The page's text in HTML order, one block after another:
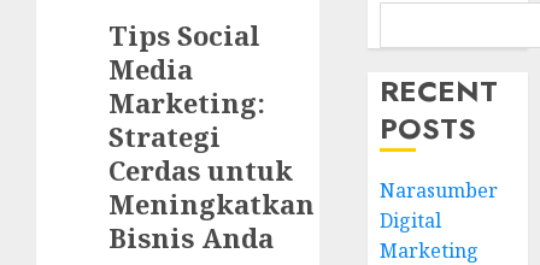
Tips Social
Media
Marketing:
Strategi
Cerdas untuk
Meningkatkan
Bisnis Anda
RECENT
POSTS
Narasumber
Digital
Marketing